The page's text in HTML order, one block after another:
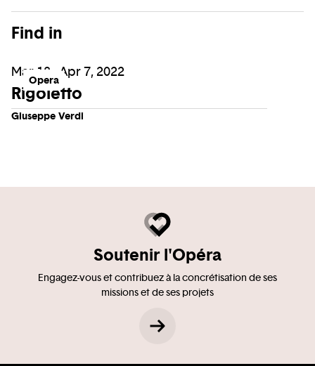
Find in
Opera
Mar 18 - Apr 7, 2022
Rigoletto
Giuseppe Verdi
Soutenir l'Opéra
Engagez-vous et contribuez à la concrétisation de ses
missions et de ses projets